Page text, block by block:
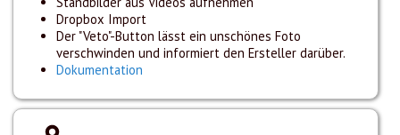
Dropbox Import
Der "Veto"-Button lässt ein unschönes Foto
verschwinden und informiert den Ersteller darüber.
Dokumentation